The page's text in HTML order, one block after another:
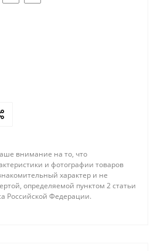
внимание на то, что
и фотографии товаров
характер и не
определяемой пунктом 2 статьи
Российской Федерации.